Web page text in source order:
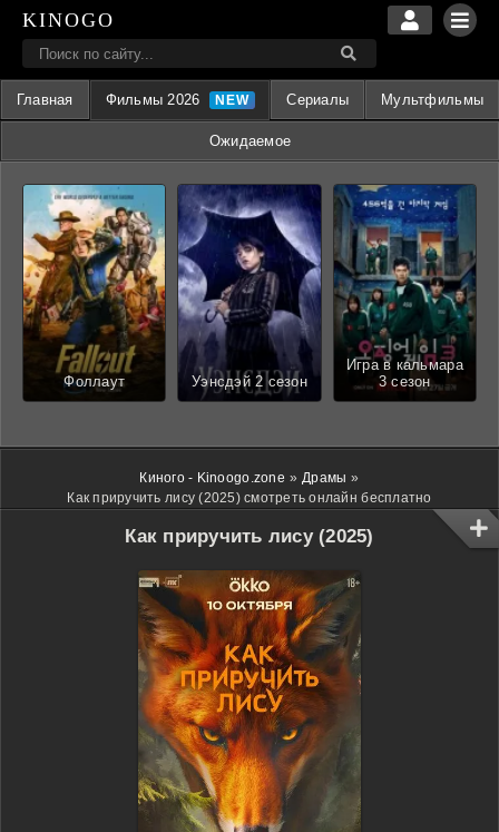
KINOGO
Главная Фильмы 2026 Сериалы Мультфильмы
Ожидаемое
Фоллаут Уэнсдэй 2 сезон
Игра в кальмара
3 сезон
Киного - Kinoogo.zone » Драмы »
Как приручить лису (2025) смотреть онлайн бесплатно
Как приручить лису (2025)